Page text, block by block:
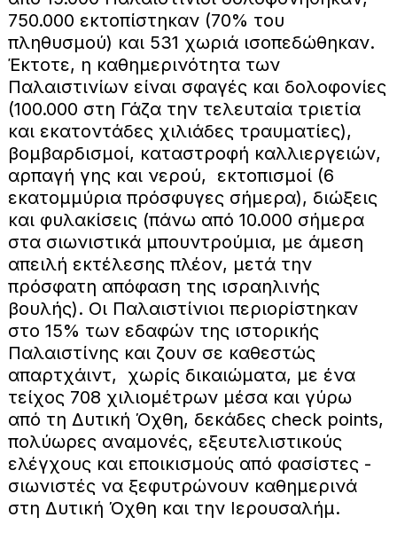
750.000 εκτοπίστηκαν (70% του
πληθυσμού) και 531 χωριά ισοπεδώθηκαν.
Έκτοτε, η καθημερινότητα των
Παλαιστινίων είναι σφαγές και δολοφονίες
(100.000 στη Γάζα την τελευταία τριετία
και εκατοντάδες χιλιάδες τραυματίες),
βομβαρδισμοί, καταστροφή καλλιεργειών,
αρπαγή γης και νερού, εκτοπισμοί (6
εκατομμύρια πρόσφυγες σήμερα), διώξεις
και φυλακίσεις (πάνω από 10.000 σήμερα
στα σιωνιστικά μπουντρούμια, με άμεση
απειλή εκτέλεσης πλέον, μετά την
πρόσφατη απόφαση της ισραηλινής
βουλής). Οι Παλαιστίνιοι περιορίστηκαν
στο 15% των εδαφών της ιστορικής
Παλαιστίνης και ζουν σε καθεστώς
απαρτχάιντ, χωρίς δικαιώματα, με ένα
τείχος 708 χιλιομέτρων μέσα και γύρω
από τη Δυτική Όχθη, δεκάδες check points,
πολύωρες αναμονές, εξευτελιστικούς
ελέγχους και εποικισμούς από φασίστες -
σιωνιστές να ξεφυτρώνουν καθημερινά
στη Δυτική Όχθη και την Ιερουσαλήμ.